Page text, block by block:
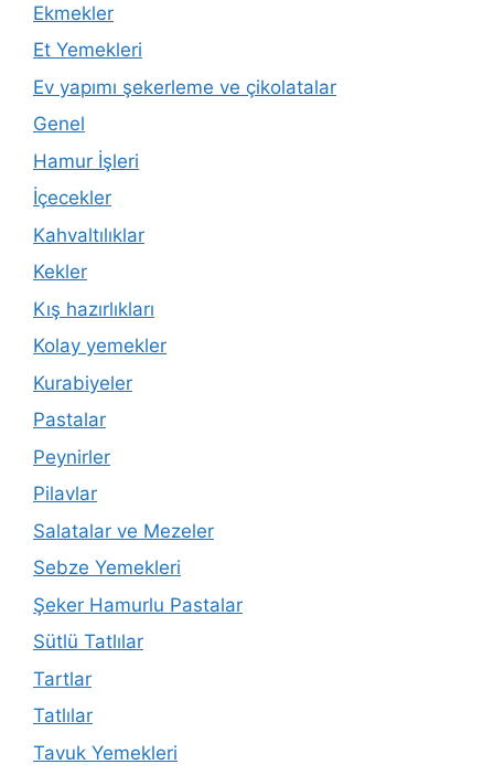
Ekmekler
Et Yemekleri
Ev yapımı şekerleme ve çikolatalar
Genel
Hamur İşleri
İçecekler
Kahvaltılıklar
Kekler
Kış hazırlıkları
Kolay yemekler
Kurabiyeler
Pastalar
Peynirler
Pilavlar
Salatalar ve Mezeler
Sebze Yemekleri
Şeker Hamurlu Pastalar
Sütlü Tatlılar
Tartlar
Tatlılar
Tavuk Yemekleri